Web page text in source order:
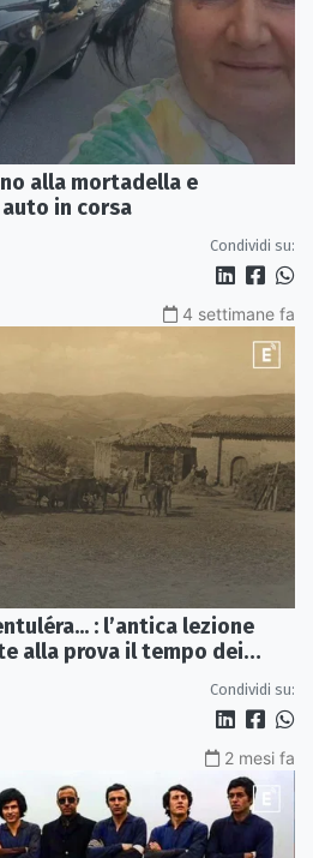
alla mortadella e
in corsa
Condividi su:
4 settimane fa
: l’antica lezione
alla prova il tempo dei
Condividi su:
2 mesi fa